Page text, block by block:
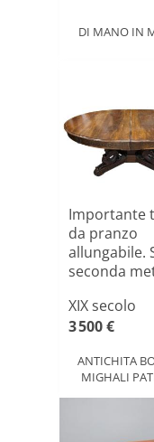
DI MANO IN
Importante
da pranzo
allungabile.
seconda
XIX secolo
3 500 €
ANTICHITA
MIGHALI